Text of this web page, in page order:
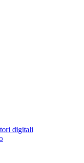
digitali